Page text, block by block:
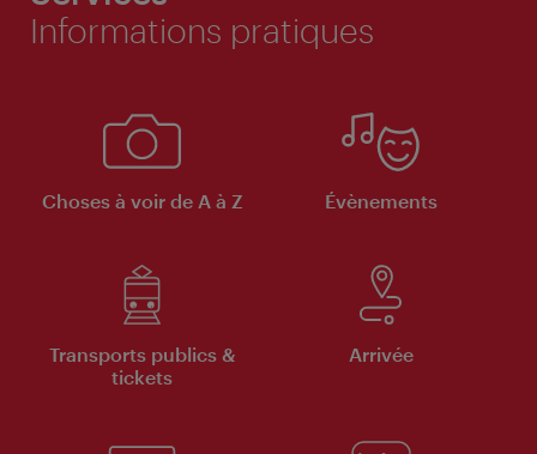
Informations pratiques
Choses à voir de A à Z Évènements
Transports publics &
tickets
Arrivée